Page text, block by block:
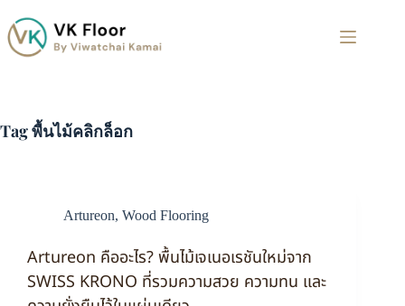
Tagพื้นไม้คลิกล็อก
Artureon, Wood Flooring
Artureon คืออะไร? พื้นไม้เจเนอเรชันใหม่จาก
SWISS KRONO ที่รวมความสวย ความทน และ